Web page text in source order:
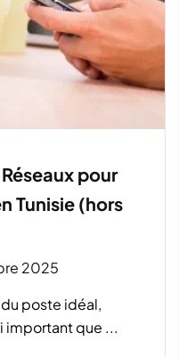
pour
Tunisie (hors
2025
poste idéal,
important que ...